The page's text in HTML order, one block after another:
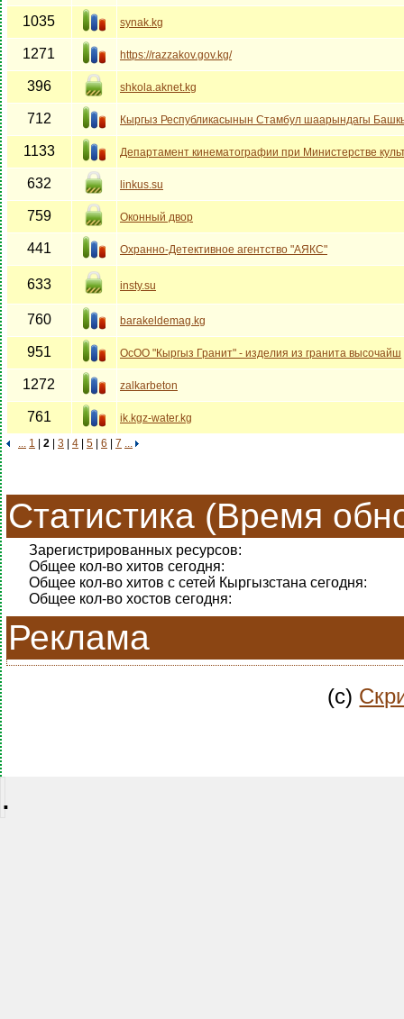
1035 synak.kg
1271 https://razzakov.gov.kg/
396 shkola.aknet.kg
712 Кыргыз Республикасынын Стамбул шаарындагы
1133 Департамент кинематографии при Министерстве
632 linkus.su
759 Оконный двор
441 Охранно-Детективное агентство "АЯКС"
633 insty.su
760 barakeldemag.kg
951 ОсОО "Кыргыз Гранит" - изделия из гранита высочайш
1272 zalkarbeton
761
ik.kgz-water.kg
... 1 2 3 4 5 6 7 ...
Статистика (Время
Зарегистрированных ресурсов:
Общее кол-во хитов сегодня:
Общее кол-во хитов с сетей Кыргызстана сегодня:
Общее кол-во хостов сегодня:
Реклама
(c)
.